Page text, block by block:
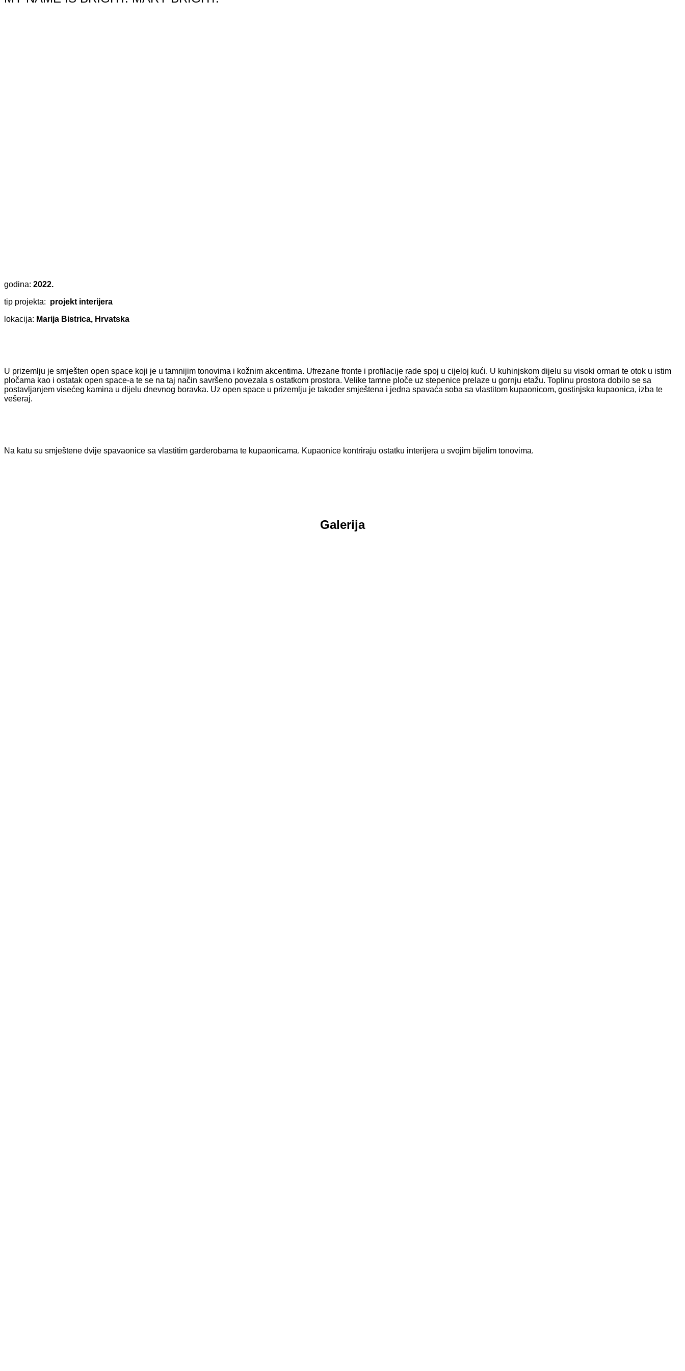
godina: 2022.
tip projekta: projekt interijera
lokacija: Marija Bistrica, Hrvatska
U prizemlju je smješten open space koji je u tamnijim tonovima i kožnim akcentima. Ufrezane fronte i profilacije rade spoj u cijeloj kući. U kuhinjskom dijelu su visoki ormari te otok u istim
pločama kao i ostatak open space-a te se na taj način savršeno povezala s ostatkom prostora. Velike tamne ploče uz stepenice prelaze u gornju etažu. Toplinu prostora dobilo se sa
postavljanjem visećeg kamina u dijelu dnevnog boravka. Uz open space u prizemlju je također smještena i jedna spavaća soba sa vlastitom kupaonicom, gostinjska kupaonica, izba te
vešeraj.
Na katu su smještene dvije spavaonice sa vlastitim garderobama te kupaonicama. Kupaonice kontriraju ostatku interijera u svojim bijelim tonovima.
Galerija